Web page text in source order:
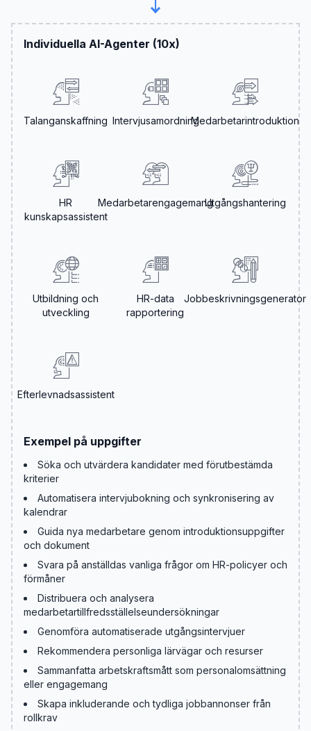
Individuella AI-Agenter (10x)
Talanganskaffning IntervjusamordningMedarbetarintroduktion
HR
kunskapsassistent
MedarbetarengagemangUtgångshantering
Utbildning och
utveckling
HR-data
rapportering
Jobbeskrivningsgenerator
Efterlevnadsassistent
Exempel på uppgifter
Söka och utvärdera kandidater med förutbestämda
kriterier
Automatisera intervjubokning och synkronisering av
kalendrar
Guida nya medarbetare genom introduktionsuppgifter
och dokument
Svara på anställdas vanliga frågor om HR-policyer och
förmåner
Distribuera och analysera
medarbetartillfredsställelseundersökningar
Genomföra automatiserade utgångsintervjuer
Rekommendera personliga lärvägar och resurser
Sammanfatta arbetskraftsmått som personalomsättning
eller engagemang
Skapa inkluderande och tydliga jobbannonser från
rollkrav